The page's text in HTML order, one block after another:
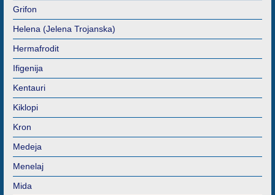
Grifon
Helena (Jelena Trojanska)
Hermafrodit
Ifigenija
Kentauri
Kiklopi
Kron
Medeja
Menelaj
Mida